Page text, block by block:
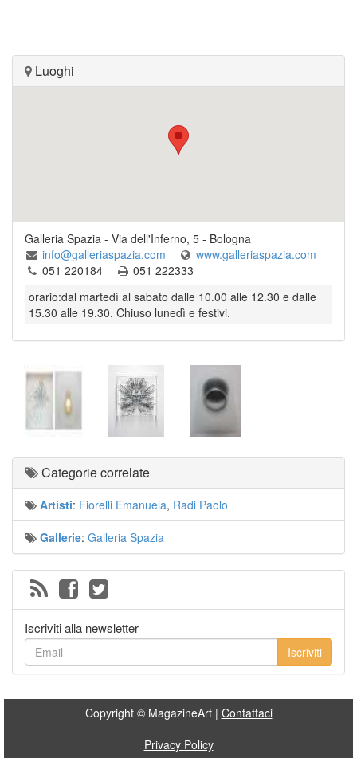
Luoghi
Galleria Spazia - Via dell'Inferno, 5 - Bologna
info@galleriaspazia.com
www.galleriaspazia.com
051 220184
051 222333
orario:dal martedì al sabato dalle 10.00 alle 12.30 e dalle
15.30 alle 19.30. Chiuso lunedì e festivi.
Categorie correlate
Artisti: Fiorelli Emanuela, Radi Paolo
Gallerie: Galleria Spazia
Iscriviti alla newsletter
Iscriviti
Copyright © MagazineArt | Contattaci
Privacy Policy